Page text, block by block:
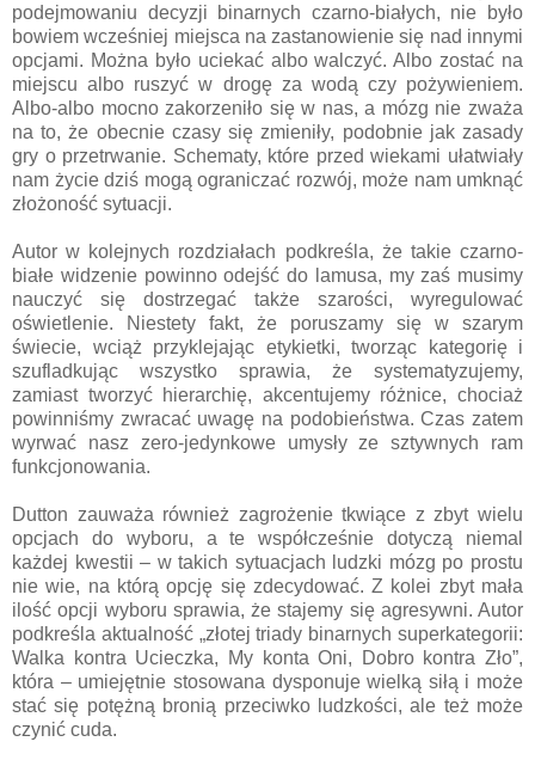
podejmowaniu decyzji binarnych czarno-białych, nie było
bowiem wcześniej miejsca na zastanowienie się nad innymi
opcjami. Można było uciekać albo walczyć. Albo zostać na
miejscu albo ruszyć w drogę za wodą czy pożywieniem.
Albo-albo mocno zakorzeniło się w nas, a mózg nie zważa
na to, że obecnie czasy się zmieniły, podobnie jak zasady
gry o przetrwanie. Schematy, które przed wiekami ułatwiały
nam życie dziś mogą ograniczać rozwój, może nam umknąć
złożoność sytuacji.
Autor w kolejnych rozdziałach podkreśla, że takie czarno-
białe widzenie powinno odejść do lamusa, my zaś musimy
nauczyć się dostrzegać także szarości, wyregulować
oświetlenie. Niestety fakt, że poruszamy się w szarym
świecie, wciąż przyklejając etykietki, tworząc kategorię i
szufladkując wszystko sprawia, że systematyzujemy,
zamiast tworzyć hierarchię, akcentujemy różnice, chociaż
powinniśmy zwracać uwagę na podobieństwa. Czas zatem
wyrwać nasz zero-jedynkowe umysły ze sztywnych ram
funkcjonowania.
Dutton zauważa również zagrożenie tkwiące z zbyt wielu
opcjach do wyboru, a te współcześnie dotyczą niemal
każdej kwestii – w takich sytuacjach ludzki mózg po prostu
nie wie, na którą opcję się zdecydować. Z kolei zbyt mała
ilość opcji wyboru sprawia, że stajemy się agresywni. Autor
podkreśla aktualność „złotej triady binarnych superkategorii:
Walka kontra Ucieczka, My konta Oni, Dobro kontra Zło”,
która – umiejętnie stosowana dysponuje wielką siłą i może
stać się potężną bronią przeciwko ludzkości, ale też może
czynić cuda.